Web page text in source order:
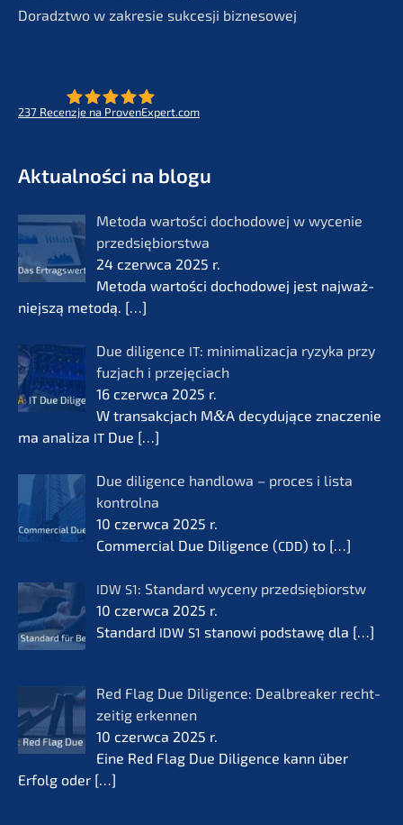
Doradzt­wo w zakre­sie sukces­ji biznesowej
237 Recenz­je na ProvenExpert.com
Aktual­ności na blogu
Metoda wartości docho­do­wej w wycenie
przedsię­bi­orst­wa
24 czerw­ca 2025 r.
Metoda wartości docho­do­wej jest najważ­
nie­js­zą metodą. […]
Due diligence IT: minima­li­zac­ja ryzyka przy
fuzjach i przejęciach
16 czerw­ca 2025 r.
W transak­c­jach M&A decydu­jące znacze­nie
ma anali­za IT Due […]
Due diligence handlo­wa – proces i lista
kontrol­na
10 czerw­ca 2025 r.
Commer­cial Due Diligence (CDD) to […]
IDW S1: Standard wyceny przedsię­bi­orstw
10 czerw­ca 2025 r.
Standard IDW S1 stanowi podsta­wę dla […]
Red Flag Due Diligence: Dealb­rea­k­er recht­
zei­tig erken­nen
10 czerw­ca 2025 r.
Eine Red Flag Due Diligence kann über
Erfolg oder […]